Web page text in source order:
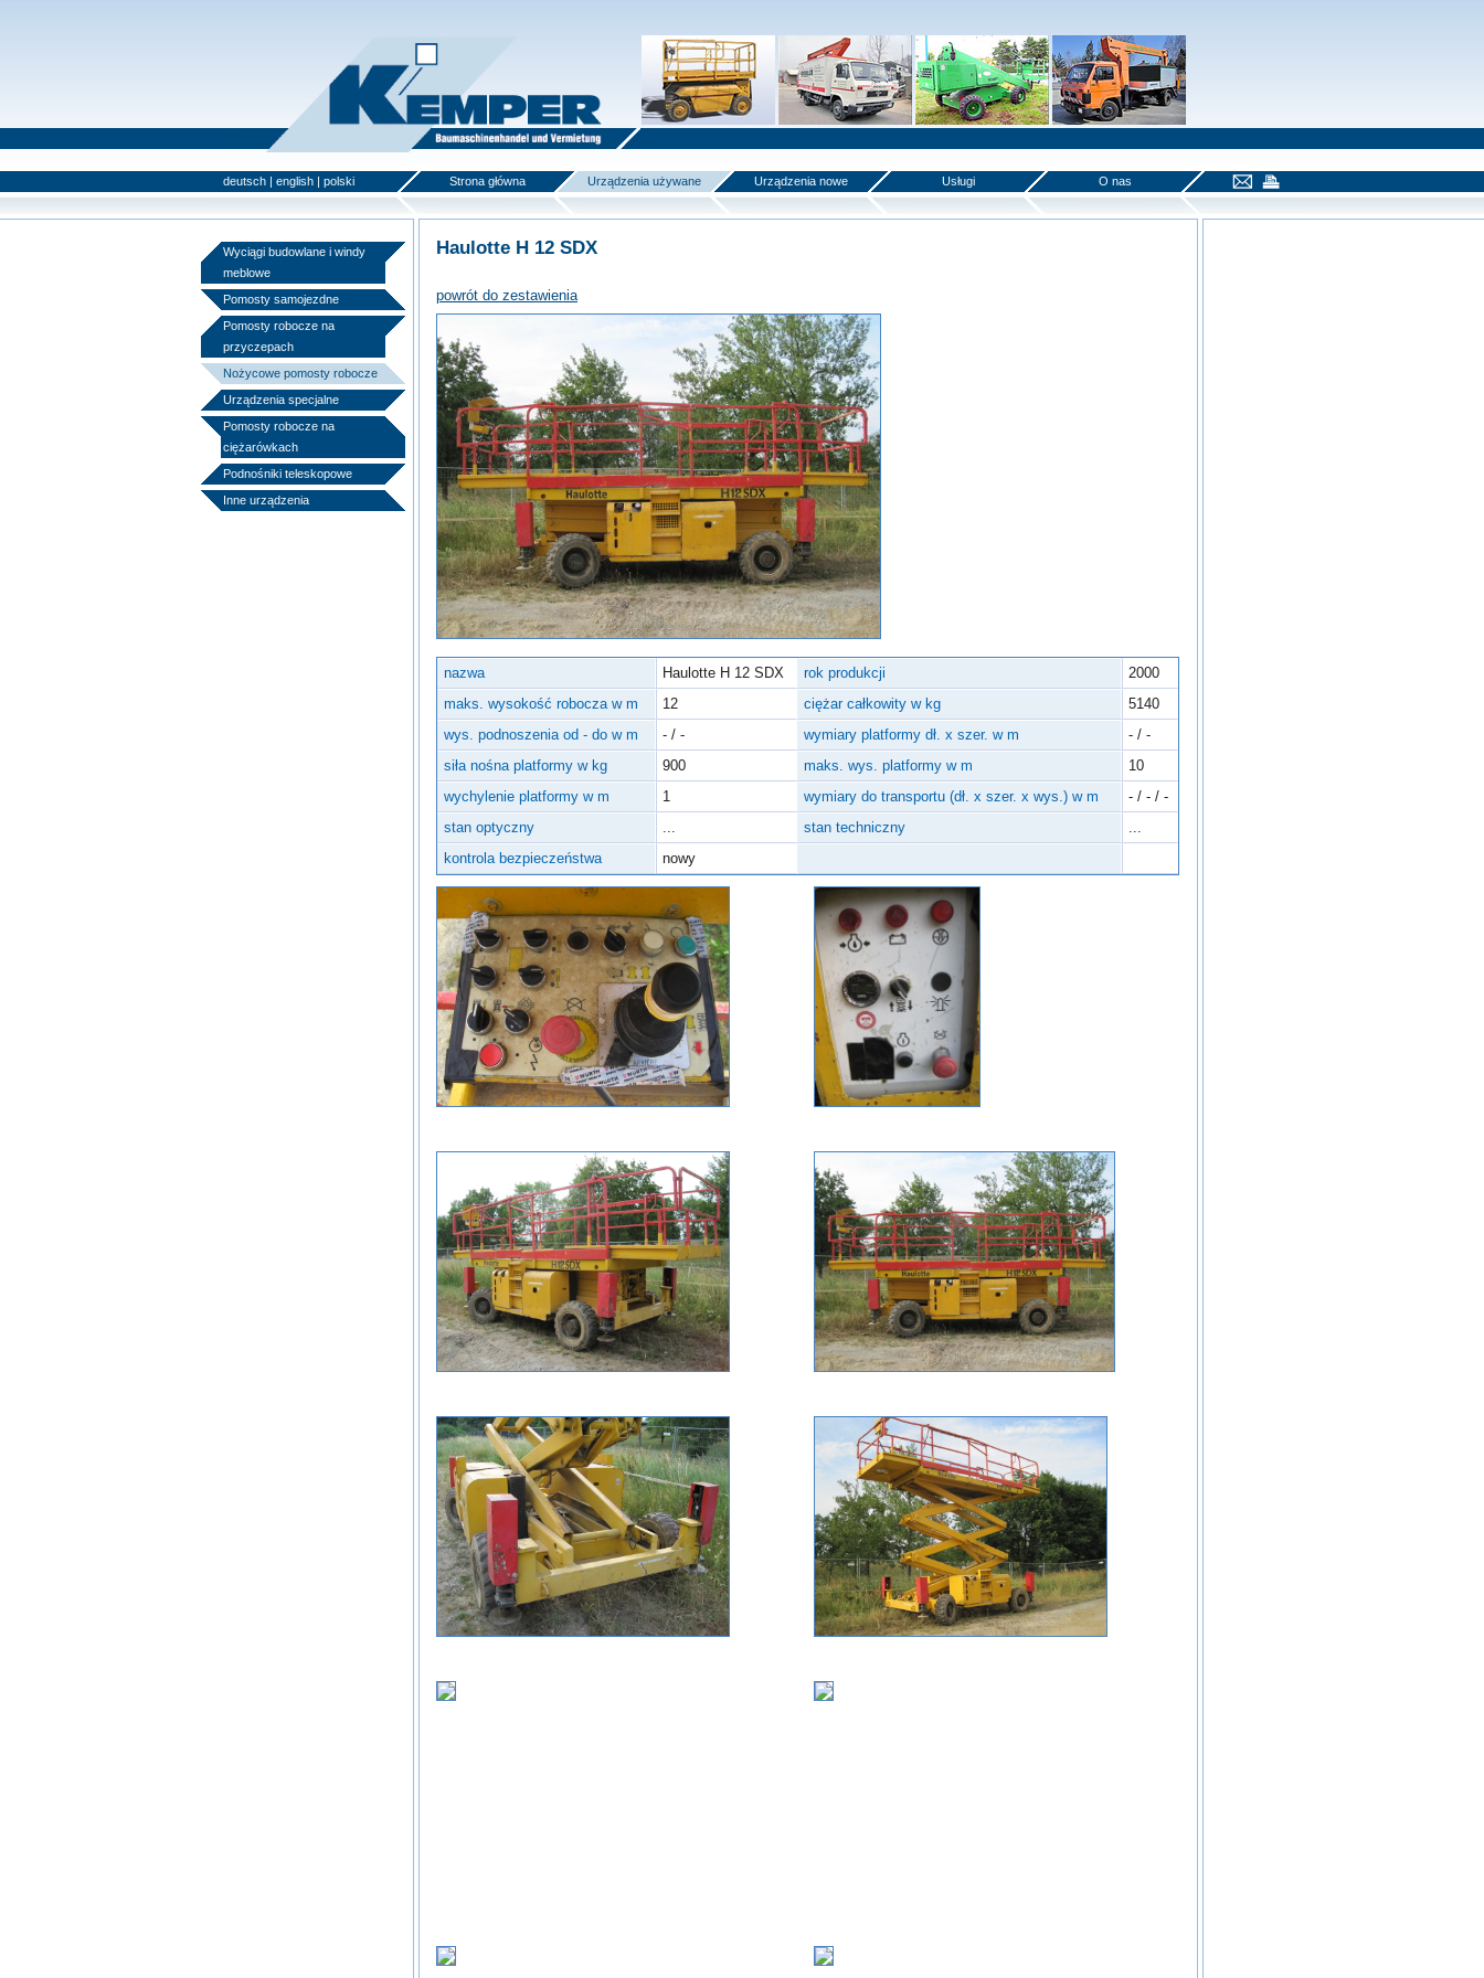
deutsch | english | polski Strona główna Urządzenia używane Urządzenia nowe Usługi O nas
Wyciągi budowlane i windy
meblowe
Pomosty samojezdne
Pomosty robocze na
przyczepach
Nożycowe pomosty robocze
Urządzenia specjalne
Pomosty robocze na
ciężarówkach
Podnośniki teleskopowe
Inne urządzenia
Haulotte H 12 SDX
powrót do zestawienia
nazwa Haulotte H 12 SDX rok produkcji
2000
maks. wysokość robocza w m
12 ciężar całkowity w kg
5140
wys. podnoszenia od - do w m
- / - wymiary platformy dł. x szer. w m
- / -
siła nośna platformy w kg
900 maks. wys. platformy w m
10
wychylenie platformy w m
1 wymiary do transportu (dł. x szer. x wys.) w m
- / - / -
stan optyczny
stan techniczny
kontrola bezpieczeństwa
nowy